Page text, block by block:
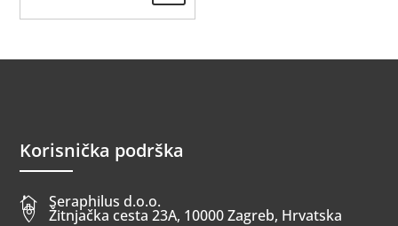
Korisnička podrška
 Seraphilus d.o.o.
 Žitnjačka cesta 23A, 10000 Zagreb, Hrvatska